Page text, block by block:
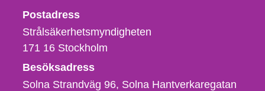
Strålsäkerhetsmyndigheten
Postadress
Strålsäkerhetsmyndigheten
171 16 Stockholm
Besöksadress
Solna Strandväg 96, Solna Hantverkaregatan